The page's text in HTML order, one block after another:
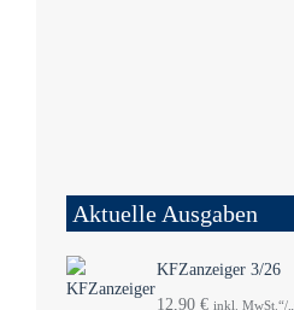
Aktuelle Ausgaben
KFZanzeiger 3/26
12,90 € inkl. MwSt.“/